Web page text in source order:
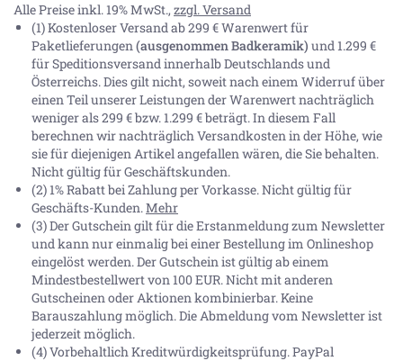
Alle Preise inkl. 19% MwSt., zzgl. Versand
(1) Kostenloser Versand ab 299 € Warenwert für
Paketlieferungen(ausgenommen Badkeramik) und 1.299 €
für Speditionsversand innerhalb Deutschlands und
Österreichs. Dies gilt nicht, soweit nach einem Widerruf über
einen Teil unserer Leistungen der Warenwert nachträglich
weniger als 299 € bzw. 1.299 € beträgt. In diesem Fall
berechnen wir nachträglich Versandkosten in der Höhe, wie
sie für diejenigen Artikel angefallen wären, die Sie behalten.
Nicht gültig für Geschäftskunden.
(2) 1% Rabatt bei Zahlung per Vorkasse. Nicht gültig für
Geschäfts-Kunden.Mehr
(3) Der Gutschein gilt für die Erstanmeldung zum Newsletter
und kann nur einmalig bei einer Bestellung im Onlineshop
eingelöst werden. Der Gutschein ist gültig ab einem
Mindestbestellwert von 100 EUR. Nicht mit anderen
Gutscheinen oder Aktionen kombinierbar. Keine
Barauszahlung möglich. Die Abmeldung vom Newsletter ist
jederzeit möglich.
(4) Vorbehaltlich Kreditwürdigkeitsprüfung. PayPal